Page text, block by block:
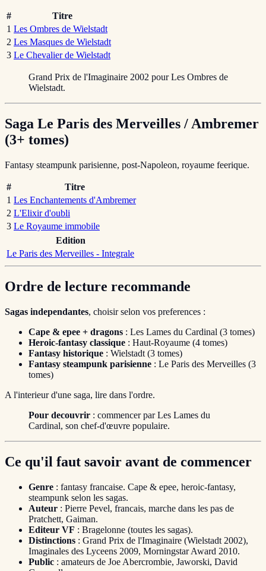
#
Titre
1 Les Ombres de Wielstadt
2 Les Masques de Wielstadt
3 Le Chevalier de Wielstadt
Grand Prix de l'Imaginaire 2002 pour Les Ombres de
Wielstadt.
Saga Le Paris des Merveilles / Ambremer
(3+ tomes)
Fantasy steampunk parisienne, post-Napoleon, royaume feerique.
#
Titre
1 Les Enchantements d'Ambremer
2 L'Elixir d'oubli
3 Le Royaume immobile
Edition
Le Paris des Merveilles - Integrale
Ordre de lecture recommande
Sagas independantes, choisir selon vos preferences :
Cape & epee + dragons : Les Lames du Cardinal (3 tomes)
Heroic-fantasy classique : Haut-Royaume (4 tomes)
Fantasy historique : Wielstadt (3 tomes)
Fantasy steampunk parisienne : Le Paris des Merveilles (3
tomes)
A l'interieur d'une saga, lire dans l'ordre.
Pour decouvrir : commencer par Les Lames du
Cardinal, son chef-d'œuvre populaire.
Ce qu'il faut savoir avant de commencer
Genre : fantasy francaise. Cape & epee, heroic-fantasy,
steampunk selon les sagas.
Auteur : Pierre Pevel, francais, marche dans les pas de
Pratchett, Gaiman.
Editeur VF : Bragelonne (toutes les sagas).
Distinctions : Grand Prix de l'Imaginaire (Wielstadt 2002),
Imaginales des Lyceens 2009, Morningstar Award 2010.
Public : amateurs de Joe Abercrombie, Jaworski, David